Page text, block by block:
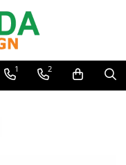
1 2